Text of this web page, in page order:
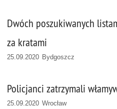
Dwóch poszukiwanych
za kratami
25.09.2020 Bydgoszcz
Policjanci zatrzymali
25.09.2020 Wrocław